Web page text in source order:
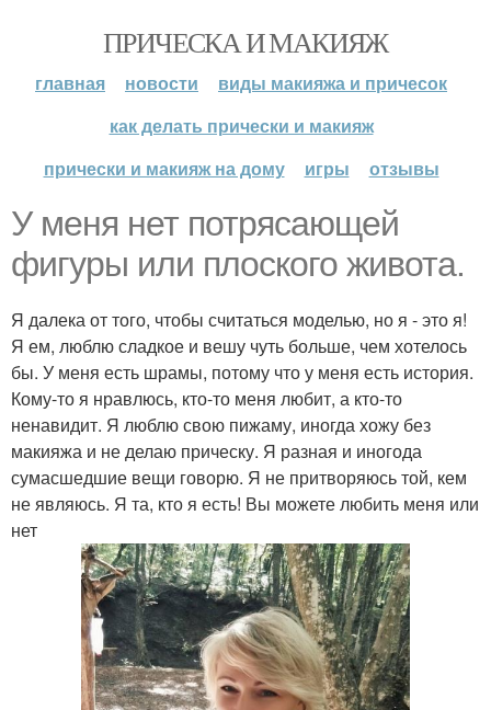
ПРИЧЕСКА И МАКИЯЖ
главная новости
виды макияжа и причесок
как делать прически и макияж
прически и макияж на дому
игры отзывы
У меня нет потрясающей
фигуры или плоского живота.
Я далека от того, чтобы считаться моделью, но я - это я!
Я ем, люблю сладкое и вешу чуть больше, чем хотелось
бы. У меня есть шрамы, потому что у меня есть история.
Кому-то я нравлюсь, кто-то меня любит, а кто-то
ненавидит. Я люблю свою пижаму, иногда хожу без
макияжа и не делаю прическу. Я разная и иногода
сумасшедшие вещи говорю. Я не притворяюсь той, кем
не являюсь. Я та, кто я есть! Вы можете любить меня или
нет